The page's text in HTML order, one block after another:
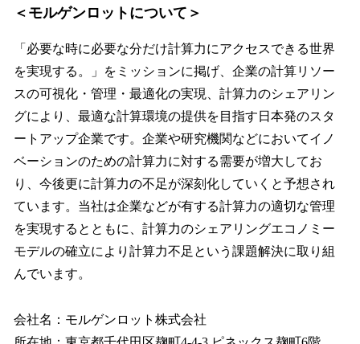
＜モルゲンロットについて＞
「必要な時に必要な分だけ計算力にアクセスできる世界
を実現する。」をミッションに掲げ、企業の計算リソー
スの可視化・管理・最適化の実現、計算力のシェアリン
グにより、最適な計算環境の提供を目指す日本発のスタ
ートアップ企業です。企業や研究機関などにおいてイノ
ベーションのための計算力に対する需要が増大してお
り、今後更に計算力の不足が深刻化していくと予想され
ています。当社は企業などが有する計算力の適切な管理
を実現するとともに、計算力のシェアリングエコノミー
モデルの確立により計算力不足という課題解決に取り組
んでいます。
会社名：モルゲンロット株式会社